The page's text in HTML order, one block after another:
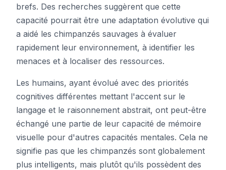
brefs. Des recherches suggèrent que cette
capacité pourrait être une adaptation évolutive qui
a aidé les chimpanzés sauvages à évaluer
rapidement leur environnement, à identifier les
menaces et à localiser des ressources.
Les humains, ayant évolué avec des priorités
cognitives différentes mettant l'accent sur le
langage et le raisonnement abstrait, ont peut-être
échangé une partie de leur capacité de mémoire
visuelle pour d'autres capacités mentales. Cela ne
signifie pas que les chimpanzés sont globalement
plus intelligents, mais plutôt qu'ils possèdent des